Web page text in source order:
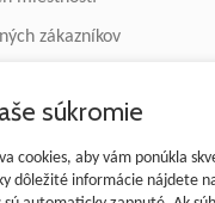
zákazníkov
súkromie
cookies, aby vám ponúkla
dôležité informácie nájdete